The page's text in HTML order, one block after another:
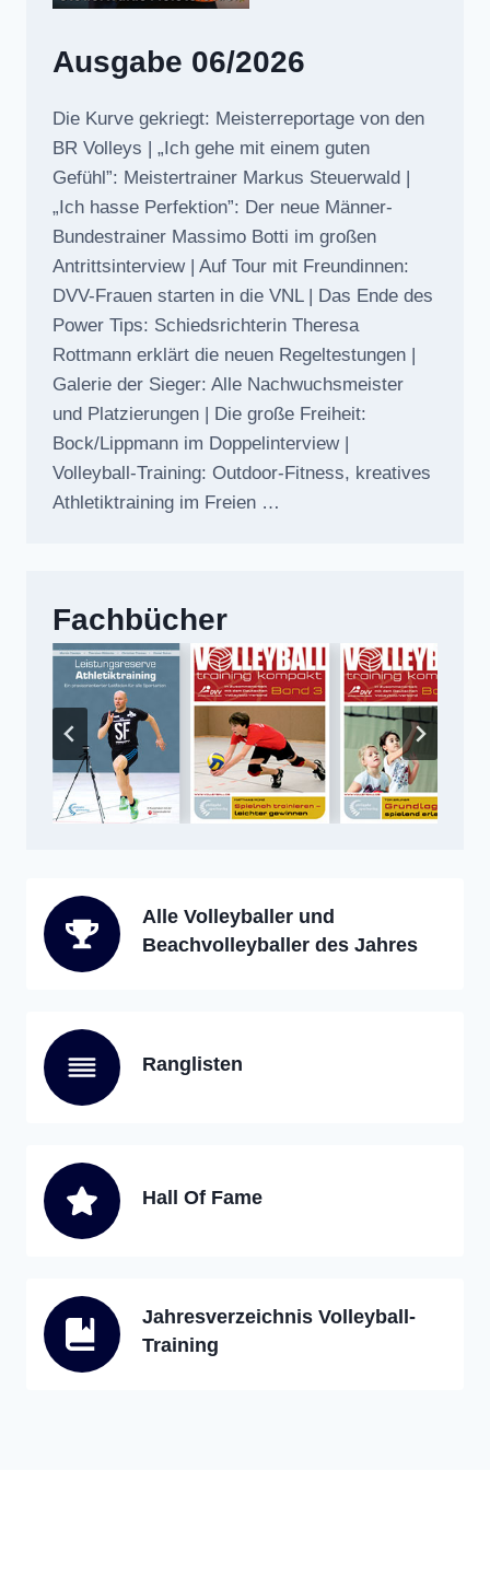
Ausgabe 06/2026
Die Kurve gekriegt: Meisterreportage von den
BR Volleys | „Ich gehe mit einem guten
Gefühl”: Meistertrainer Markus Steuerwald |
„Ich hasse Perfektion”: Der neue Männer-
Bundestrainer Massimo Botti im großen
Antrittsinterview | Auf Tour mit Freundinnen:
DVV-Frauen starten in die VNL | Das Ende des
Power Tips: Schiedsrichterin Theresa
Rottmann erklärt die neuen Regeltestungen |
Galerie der Sieger: Alle Nachwuchsmeister
und Platzierungen | Die große Freiheit:
Bock/Lippmann im Doppelinterview |
Volleyball-Training: Outdoor-Fitness, kreatives
Athletiktraining im Freien …
Fachbücher
Alle Volleyballer und
Beachvolleyballer des Jahres
Ranglisten
Hall Of Fame
Jahresverzeichnis Volleyball-
Training